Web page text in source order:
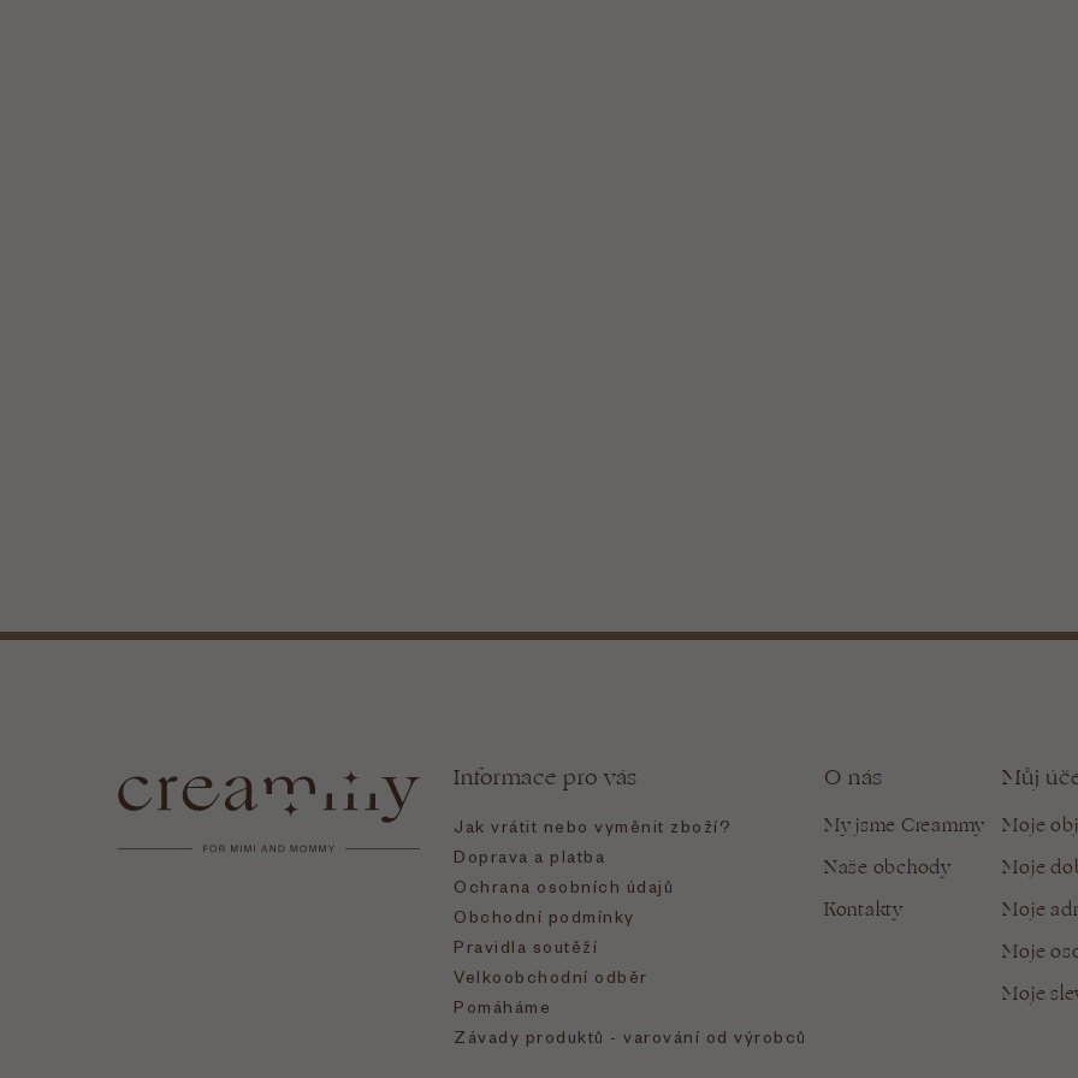
Informace pro vás
Jak vrátit nebo vyměnit zboží?
Doprava a platba
Ochrana osobních údajů
Obchodní podmínky
Pravidla soutěží
Velkoobchodní odběr
Pomáháme
Závady produktů - varování od výrobců
O nás
My jsme Creammy
Naše obchody
Kontakty
Můj
Moje
Moje
Moje
Moje
Moje